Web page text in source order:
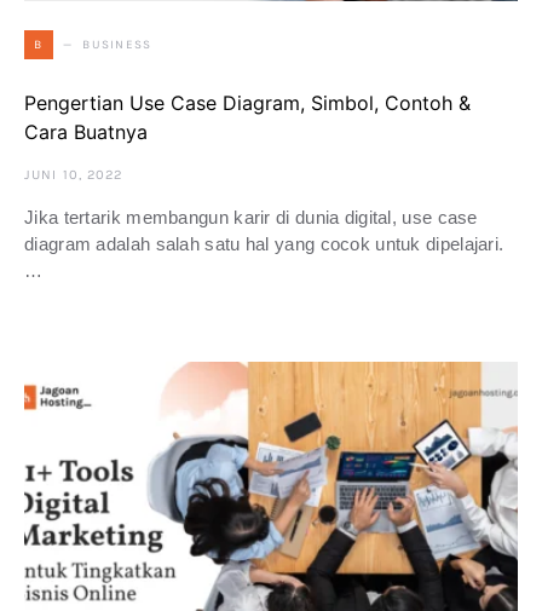
B BUSINESS
Pengertian Use Case Diagram, Simbol, Contoh &
Cara Buatnya
JUNI 10, 2022
Jika tertarik membangun karir di dunia digital, use case
diagram adalah salah satu hal yang cocok untuk dipelajari.
…